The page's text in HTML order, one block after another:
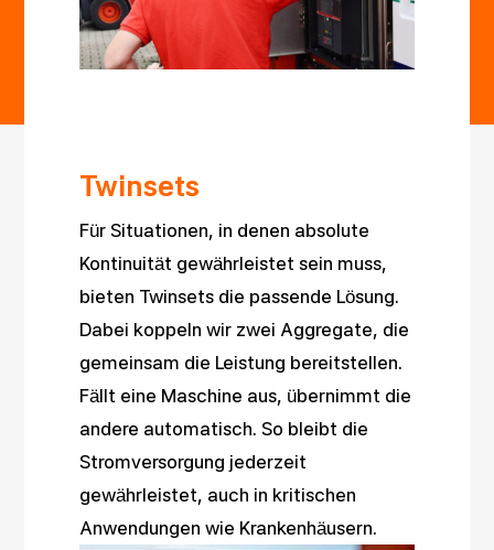
Twinsets
Für Situationen, in denen absolute
Kontinuität gewährleistet sein muss,
bieten Twinsets die passende Lösung.
Dabei koppeln wir zwei Aggregate, die
gemeinsam die Leistung bereitstellen.
Fällt eine Maschine aus, übernimmt die
andere automatisch. So bleibt die
Stromversorgung jederzeit
gewährleistet, auch in kritischen
Anwendungen wie Krankenhäusern.